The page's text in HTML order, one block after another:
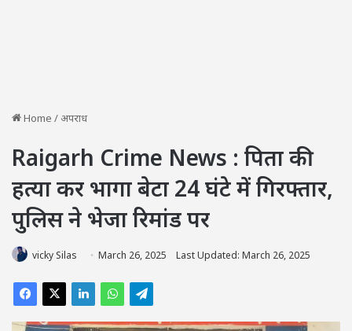
Home / अपराध
Raigarh Crime News : पिता की
हत्या कर भागा बेटा 24 घंटे में गिरफ्तार,
पुलिस ने भेजा रिमांड पर
vicky Silas March 26, 2025 Last Updated: March 26, 2025